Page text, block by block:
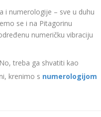
i numerologije – sve u duhu
se i na Pitagorinu
numeričku vibraciju
treba ga shvatiti kao
krenimo s numerologijom